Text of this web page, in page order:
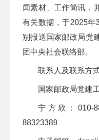
闻素材、工作简讯，
有关数据，于2025年
别报送国家邮政局党
团中央社会联络部。
联系人及联系方式
国家邮政局党建
宁方欣：010-
88323389